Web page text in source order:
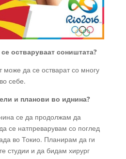
остваруваат соништата?
може да се остварат со многу
себе.
и планови во иднина?
се да продолжам да
се натпреварувам со поглед
во Токио. Планирам да ги
студии и да бидам хирург